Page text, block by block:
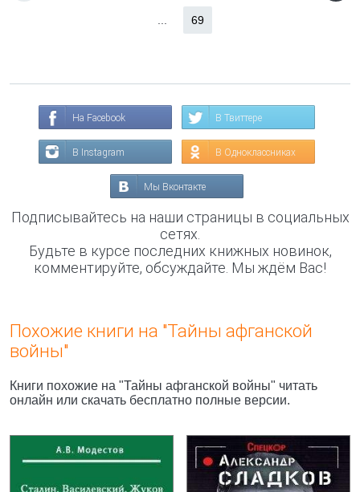
69
На Facebook В Твиттере
В Instagram В Одноклассниках
Мы Вконтакте
Подписывайтесь на наши страницы в социальных
сетях.
Будьте в курсе последних книжных новинок,
комментируйте, обсуждайте. Мы ждём Вас!
Похожие книги на "Тайны афганской
войны"
Книги похожие на "Тайны афганской войны" читать
онлайн или скачать бесплатно полные версии.